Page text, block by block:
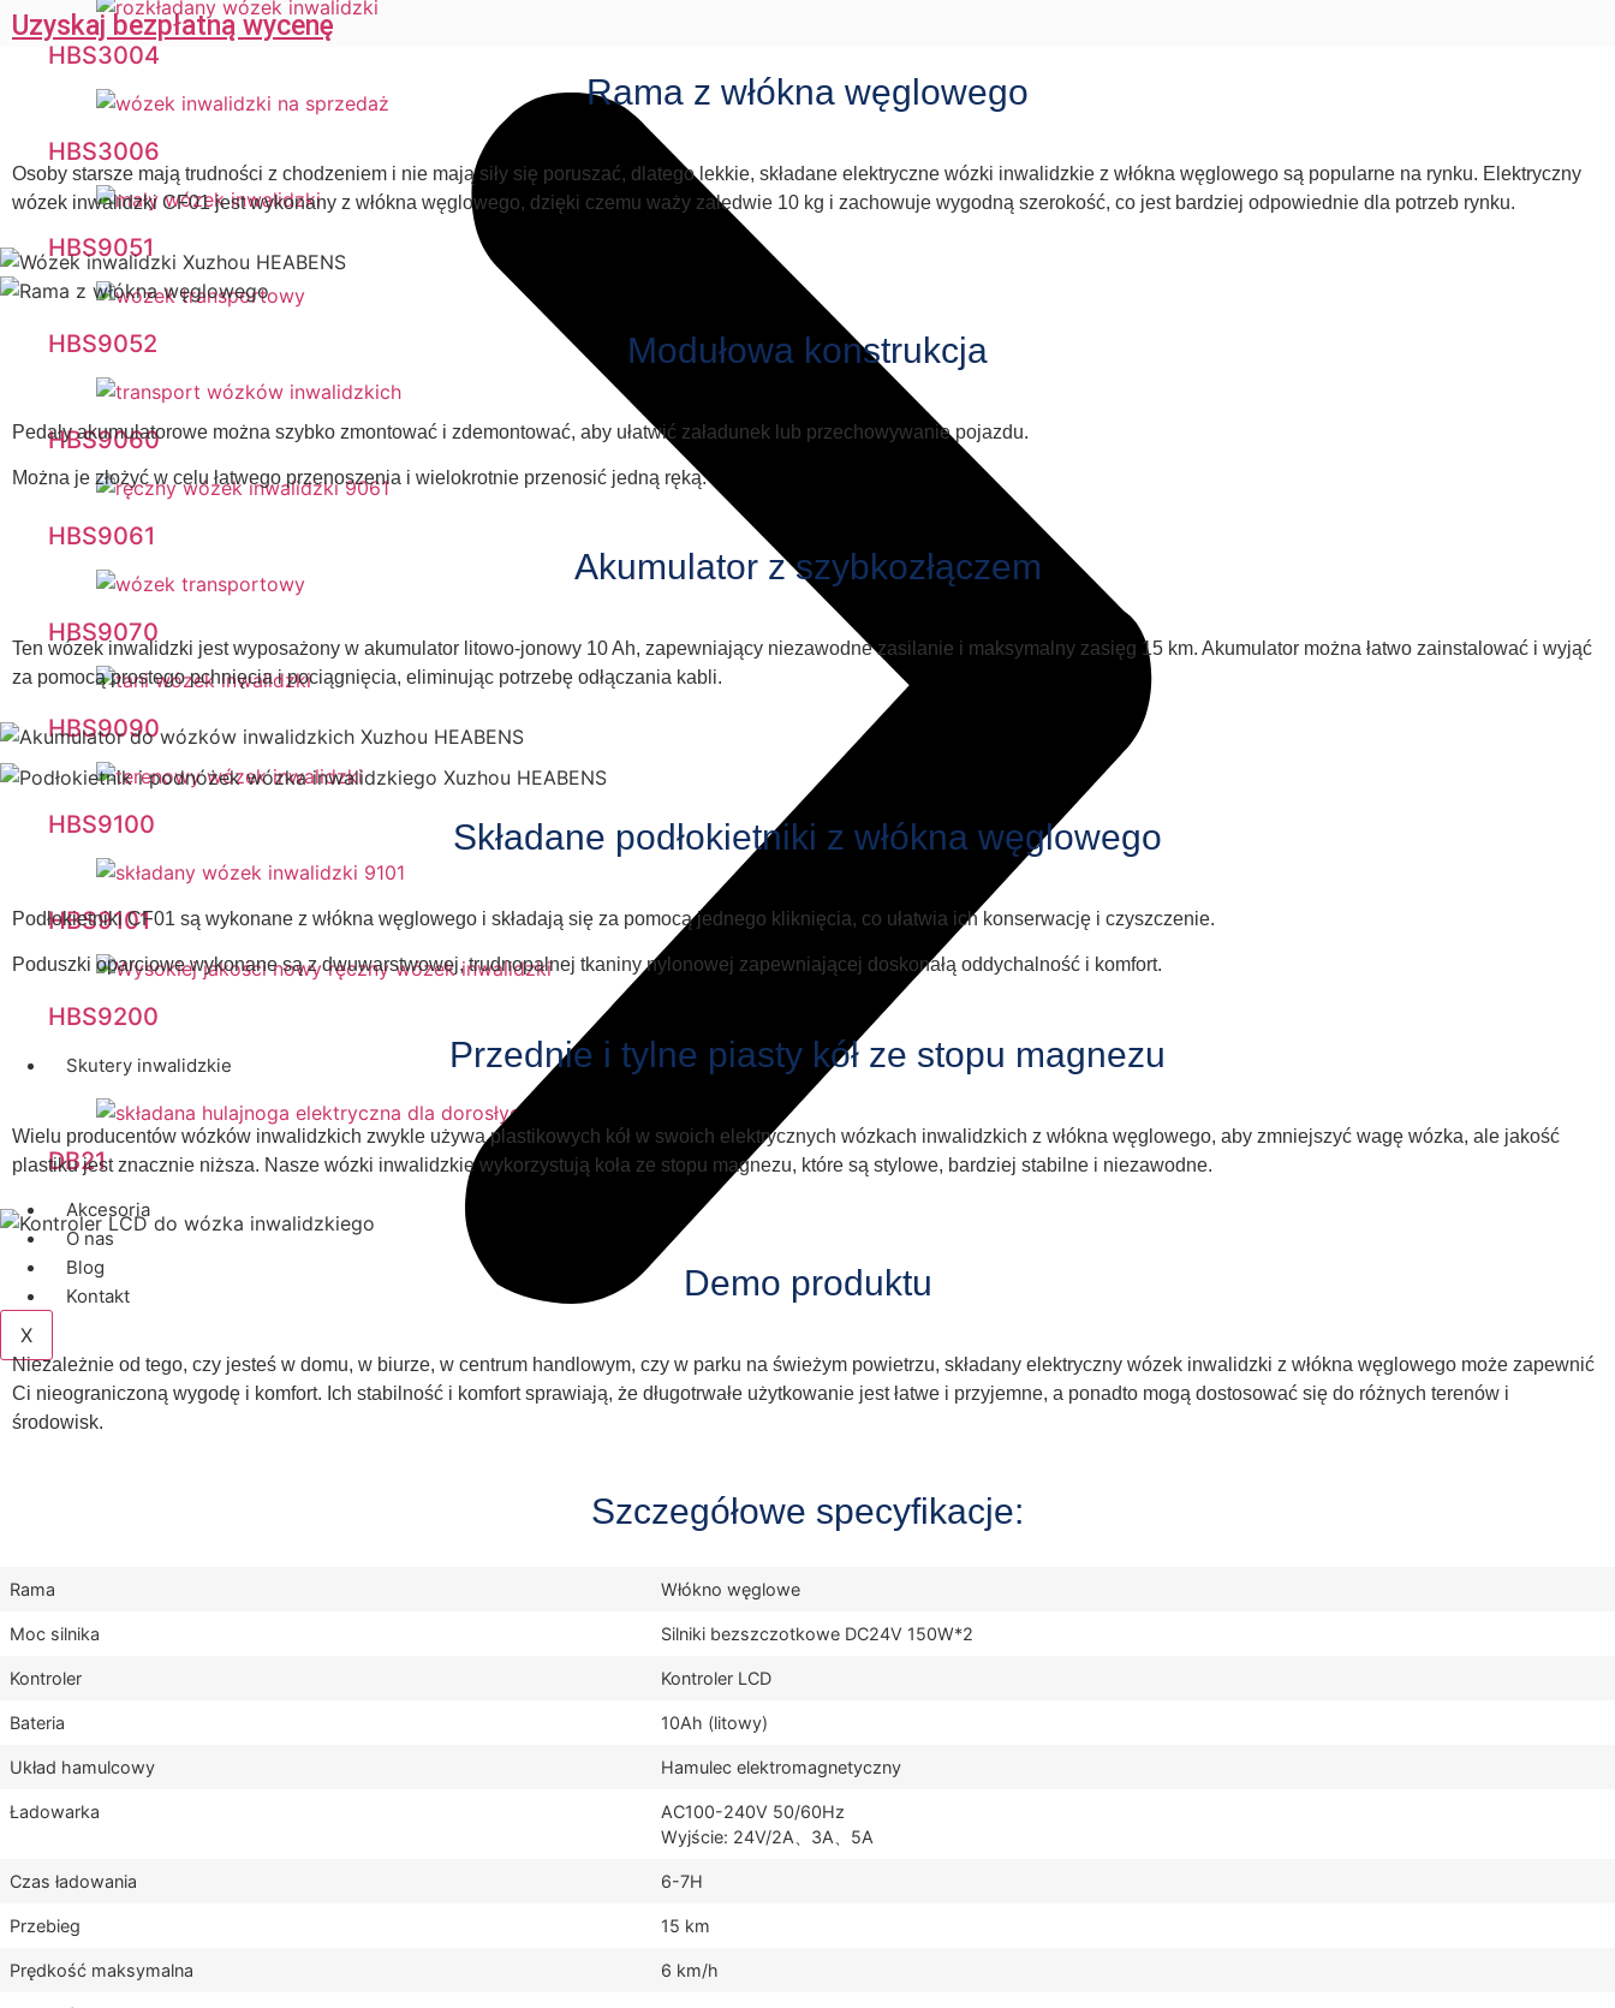
HBS3004
HBS3006
HBS9051
HBS9052
HBS9060
HBS9061
HBS9070
HBS9090
HBS9100
HBS9101
HBS9200
Skutery inwalidzkie
DB21
Akcesoria
O nas
Blog
Kontakt
X
Uzyskaj bezpłatną wycenę
Rama z włókna węglowego
Osoby starsze mają trudności z chodzeniem i nie mają siły się poruszać, dlatego lekkie, składane elektryczne wózki inwalidzkie z włókna węglowego są popularne na rynku. Elektryczny
wózek inwalidzki CF01 jest wykonany z włókna węglowego, dzięki czemu waży zaledwie 10 kg i zachowuje wygodną szerokość, co jest bardziej odpowiednie dla potrzeb rynku.
Modułowa konstrukcja
Pedały akumulatorowe można szybko zmontować i zdemontować, aby ułatwić załadunek lub przechowywanie pojazdu.
Można je złożyć w celu łatwego przenoszenia i wielokrotnie przenosić jedną ręką.
Akumulator z szybkozłączem
Ten wózek inwalidzki jest wyposażony w akumulator litowo-jonowy 10 Ah, zapewniający niezawodne zasilanie i maksymalny zasięg 15 km. Akumulator można łatwo zainstalować i wyjąć
za pomocą prostego pchnięcia i pociągnięcia, eliminując potrzebę odłączania kabli.
Składane podłokietniki z włókna węglowego
Podłokietniki CF01 są wykonane z włókna węglowego i składają się za pomocą jednego kliknięcia, co ułatwia ich konserwację i czyszczenie.
Poduszki oparciowe wykonane są z dwuwarstwowej, trudnopalnej tkaniny nylonowej zapewniającej doskonałą oddychalność i komfort.
Przednie i tylne piasty kół ze stopu magnezu
Wielu producentów wózków inwalidzkich zwykle używa plastikowych kół w swoich elektrycznych wózkach inwalidzkich z włókna węglowego, aby zmniejszyć wagę wózka, ale jakość
plastiku jest znacznie niższa. Nasze wózki inwalidzkie wykorzystują koła ze stopu magnezu, które są stylowe, bardziej stabilne i niezawodne.
Demo produktu
Niezależnie od tego, czy jesteś w domu, w biurze, w centrum handlowym, czy w parku na świeżym powietrzu, składany elektryczny wózek inwalidzki z włókna węglowego może zapewnić
Ci nieograniczoną wygodę i komfort. Ich stabilność i komfort sprawiają, że długotrwałe użytkowanie jest łatwe i przyjemne, a ponadto mogą dostosować się do różnych terenów i
środowisk.
Szczegółowe specyfikacje:
Rama Włókno węglowe
Moc silnika Silniki bezszczotkowe DC24V 150W*2
Kontroler Kontroler LCD
Bateria 10Ah (litowy)
Układ hamulcowy Hamulec elektromagnetyczny
Ładowarka
AC100-240V 50/60Hz
Wyjście: 24V/2A、3A、5A
Czas ładowania 6-7H
Przebieg 15 km
Prędkość maksymalna 6 km/h